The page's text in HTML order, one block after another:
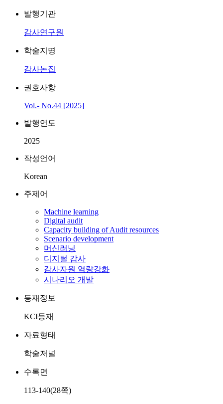
발행기관
감사연구원
학술지명
감사논집
권호사항
Vol.- No.44 [2025]
발행연도
2025
작성언어
Korean
주제어
Machine learning
Digital audit
Capacity building of Audit resources
Scenario development
머신러닝
디지털 감사
감사자원 역량강화
시나리오 개발
등재정보
KCI등재
자료형태
학술저널
수록면
113-140(28쪽)